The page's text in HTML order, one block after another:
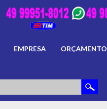
EMPRESA
ORÇAMENTO